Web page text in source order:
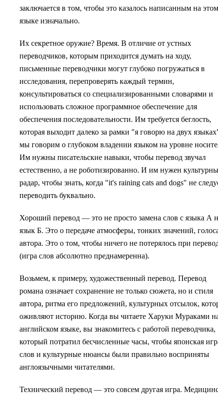
заключается в том, чтобы это казалось написанным на этом
языке изначально.
Их секретное оружие? Время. В отличие от устных
переводчиков, которым приходится думать на ходу,
письменные переводчики могут глубоко погружаться в
исследования, перепроверять каждый термин,
консультироваться со специализированными словарями и
использовать сложное программное обеспечение для
обеспечения последовательности. Им требуется беглость,
которая выходит далеко за рамки "я говорю на двух
мы говорим о глубоком владении языком на уровне
Им нужны писательские навыки, чтобы перевод звучал
естественно, а не роботизированно. И им нужен
радар, чтобы знать, когда "it's raining cats and dogs" не
переводить буквально.
Хороший перевод — это не просто замена слов с языка А
язык Б. Это о передаче атмосферы, тонких значений,
автора. Это о том, чтобы ничего не потерялось при
(игра слов абсолютно преднамеренна).
Возьмем, к примеру, художественный перевод. Перевод
романа означает сохранение не только сюжета, но и стиля
автора, ритма его предложений, культурных отсылок,
оживляют историю. Когда вы читаете Харуки Мураками
английском языке, вы знакомитесь с работой переводчика,
который потратил бесчисленные часы, чтобы японская
слов и культурные нюансы были правильно восприняты
англоязычными читателями.
Технический перевод — это совсем другая игра.